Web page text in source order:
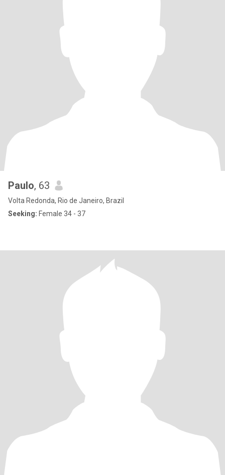
Paulo, 63
Volta Redonda, Rio de Janeiro, Brazil
Seeking: Female 34 - 37